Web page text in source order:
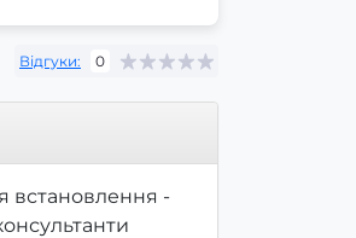
Відгуки: 0
встановлення -